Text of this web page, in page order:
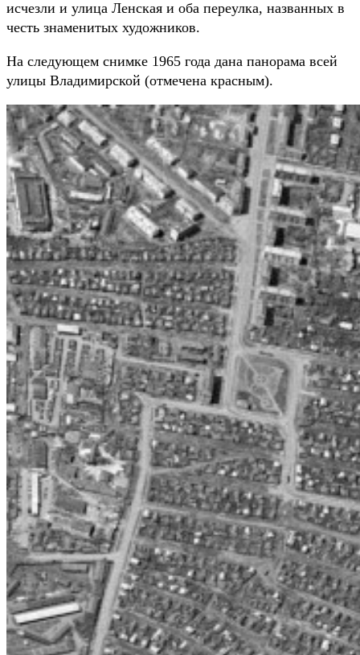
исчезли и улица Ленская и оба переулка, названных в
честь знаменитых художников.
На следующем снимке 1965 года дана панорама всей
улицы Владимирской (отмечена красным).